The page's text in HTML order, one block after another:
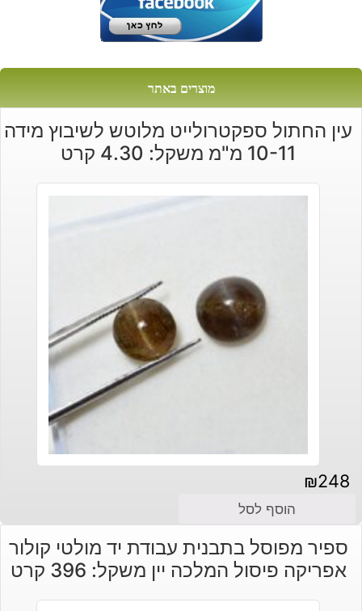
מוצרים באתר
עין החתול ספקטרולייט מלוטש לשיבוץ מידה
10-11 מ"מ משקל: 4.30 קרט
₪248
הוסף לסל
ספיר מפוסל בתבנית עבודת יד מולטי קולור
אפריקה פיסול המלכה יין משקל: 396 קרט